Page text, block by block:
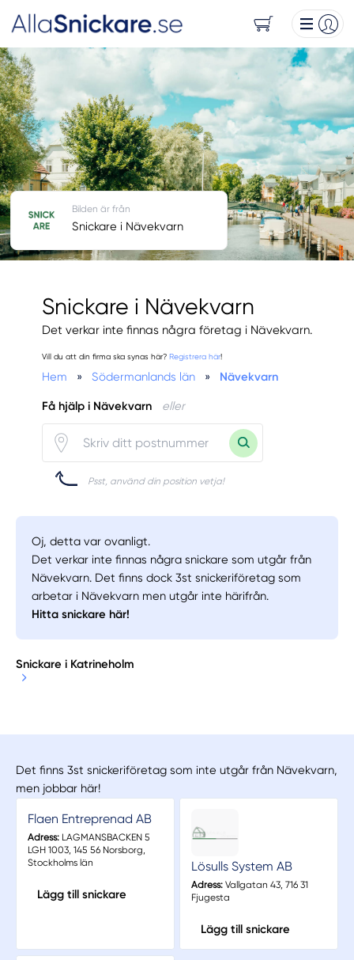
Snickare i Nävekvarn
Det verkar inte finnas några företag i Nävekvarn.
Vill du att din firma ska synas här? Registrera här!
Hem » Södermanlands län » Nävekvarn
Få hjälp i Nävekvarn eller
Psst, använd din position vetja!
Bilden är från
Snickare i Nävekvarn
Oj, detta var ovanligt.
Det verkar inte finnas några snickare som utgår från
Nävekvarn. Det finns dock 3st snickeriföretag som
arbetar i Nävekvarn men utgår inte härifrån.
Hitta snickare här!
Snickare i Katrineholm
Det finns 3st snickeriföretag som inte utgår från Nävekvarn,
men jobbar här!
Flaen Entreprenad AB
Adress:LAGMANSBACKEN 5
LGH 1003, 145 56 Norsborg,
Stockholms län
Lägg till snickare
Lösulls System AB
Adress:Vallgatan 43, 716 31
Fjugesta
Lägg till snickare